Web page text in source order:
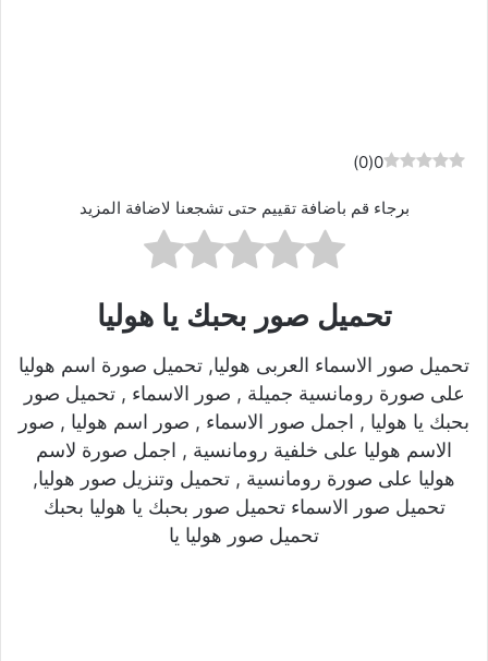
0
(
0
)
برجاء قم باضافة تقييم حتى تشجعنا لاضافة المزيد
تحميل صور بحبك يا هوليا
تحميل صور الاسماء العربى هوليا, تحميل صورة اسم هوليا
على صورة رومانسية جميلة , صور الاسماء , تحميل صور
بحبك يا هوليا , اجمل صور الاسماء , صور اسم هوليا , صور
الاسم هوليا على خلفية رومانسية , اجمل صورة لاسم
هوليا على صورة رومانسية , تحميل وتنزيل صور هوليا,
تحميل صور الاسماء تحميل صور بحبك يا هوليا بحبك
تحميل صور هوليا يا